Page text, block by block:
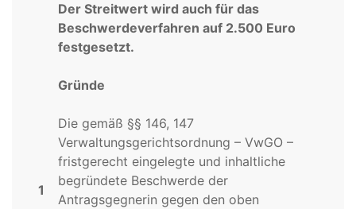
Der Streitwert wird auch für das
Beschwerdeverfahren auf 2.500 Euro
festgesetzt.
Gründe
1
Die gemäß §§ 146, 147
Verwaltungsgerichtsordnung – VwGO –
fristgerecht eingelegte und inhaltliche
begründete Beschwerde der
Antragsgegnerin gegen den oben